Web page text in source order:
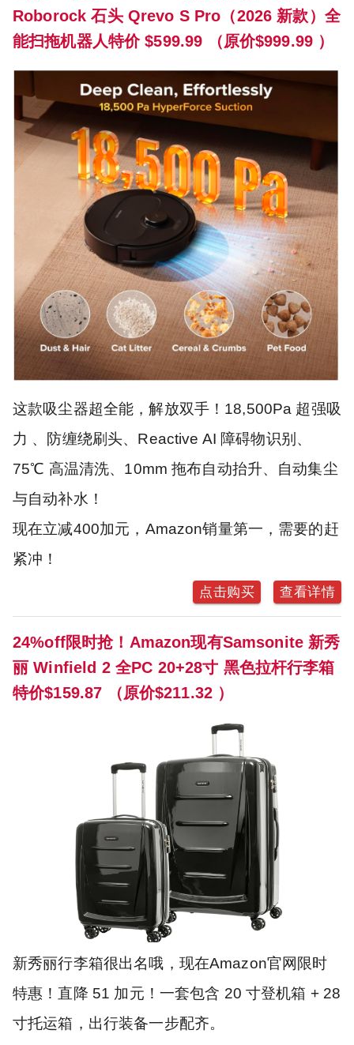
Roborock 石头 Qrevo S Pro（2026 新款）全
能扫拖机器人特价 $599.99 （原价$999.99 ）
这款吸尘器超全能，解放双手！18,500Pa 超强吸
力 、防缠绕刷头、Reactive AI 障碍物识别、
75℃ 高温清洗、10mm 拖布自动抬升、自动集尘
与自动补水！
现在立减400加元，Amazon销量第一，需要的赶
紧冲！
点击购买 查看详情
24%off限时抢！Amazon现有Samsonite 新秀
丽 Winfield 2 全PC 20+28寸 黑色拉杆行李箱
特价$159.87 （原价$211.32 ）
新秀丽行李箱很出名哦，现在Amazon官网限时
特惠！直降 51 加元！一套包含 20 寸登机箱 + 28
寸托运箱，出行装备一步配齐。